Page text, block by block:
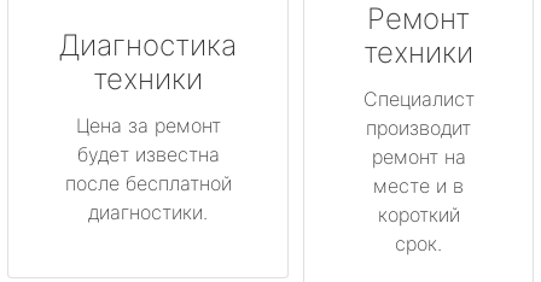
Диагностика
техники
Цена за ремонт
будет известна
после бесплатной
диагностики.
Ремонт
техники
Специалист
производит
ремонт на
месте и в
короткий
срок.